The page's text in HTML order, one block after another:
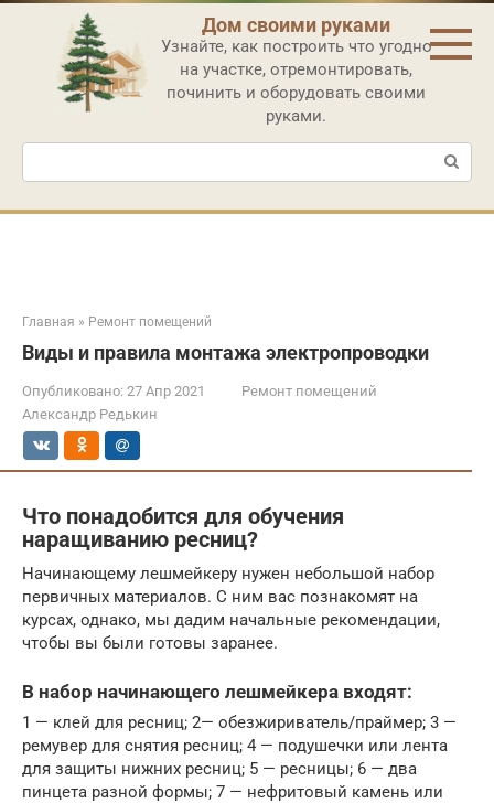
Перейти
контенту
Дом своими руками
Узнайте, как построить что угодно
на участке, отремонтировать,
починить и оборудовать своими
руками.
Поиск:
Главная » Ремонт помещений
Виды и правила монтажа электропроводки
Опубликовано: 27 Апр 2021
Ремонт помещений
Александр Редькин
Что понадобится для обучения
наращиванию ресниц?
Начинающему лешмейкеру нужен небольшой набор
первичных материалов. С ним вас познакомят на
курсах, однако, мы дадим начальные рекомендации,
чтобы вы были готовы заранее.
В набор начинающего лешмейкера входят:
1 — клей для ресниц; 2— обезжириватель/праймер; 3 —
ремувер для снятия ресниц; 4 — подушечки или лента
для защиты нижних ресниц; 5 — ресницы; 6 — два
пинцета разной формы; 7 — нефритовый камень или